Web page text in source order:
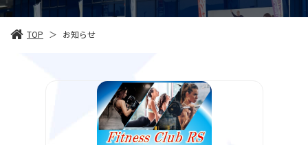
TOP ＞ お知らせ